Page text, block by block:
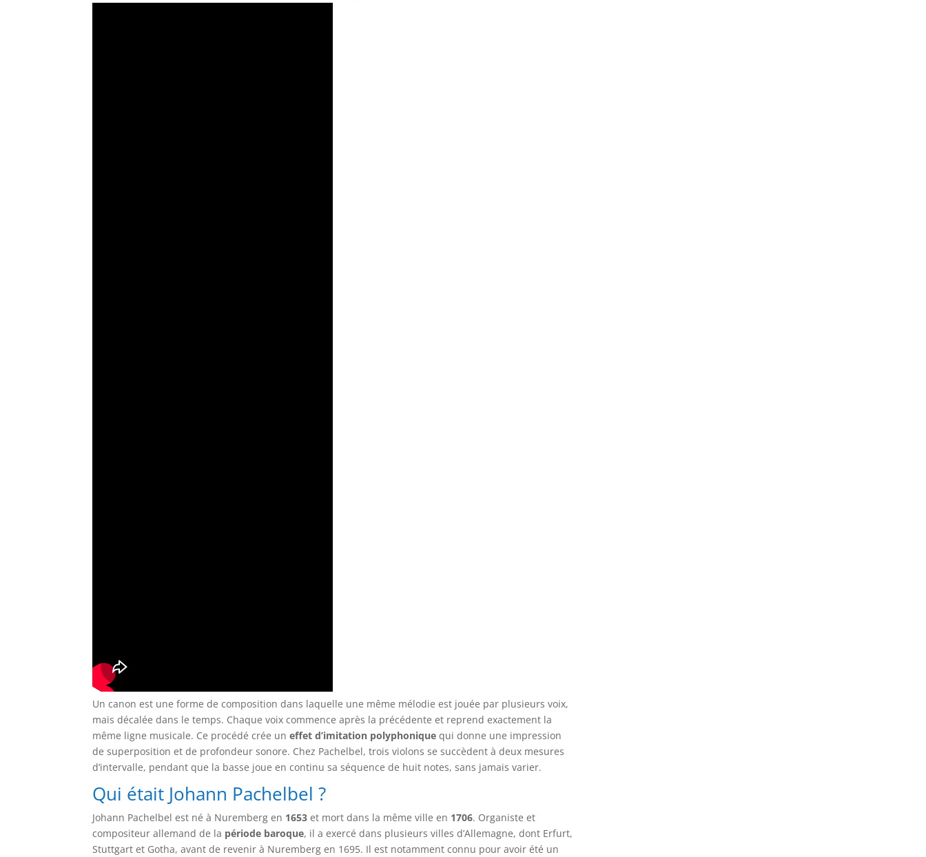
Un canon est une forme de composition dans laquelle une même mélodie est jouée par plusieurs voix,
mais décalée dans le temps. Chaque voix commence après la précédente et reprend exactement la
même ligne musicale. Ce procédé crée uneffet d’imitation polyphonique qui donne une impression
de superposition et de profondeur sonore. Chez Pachelbel, trois violons se succèdent à deux mesures
d’intervalle, pendant que la basse joue en continu sa séquence de huit notes, sans jamais varier.
Qui était Johann Pachelbel ?
Johann Pachelbel est né à Nuremberg en 1653 et mort dans la même ville en 1706. Organiste et
compositeur allemand de la période baroque, il a exercé dans plusieurs villes d’Allemagne, dont Erfurt,
Stuttgart et Gotha, avant de revenir à Nuremberg en 1695. Il est notamment connu pour avoir été un